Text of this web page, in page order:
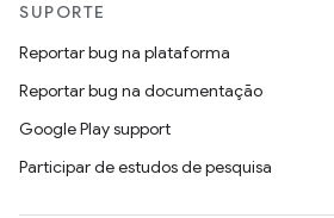
SUPORTE
Reportar bug na plataforma
Reportar bug na documentação
Google Play support
Participar de estudos de pesquisa